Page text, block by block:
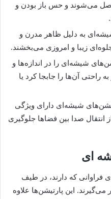
می‌شوند و حس باز بودن و
به دلیل ظاهر مدرن و
زیبا و امروزی می‌بخشند.
شیشه‌ای را در اندازه‌ها و
راحتی آن‌ها را جابجا کرد یا
شیشه‌ای دارای ویژگی
انتقال صدا بین فضاها جلوگیری
ای
فراوانی که دارند، در طیف
این پارتیشن‌ها علاوه